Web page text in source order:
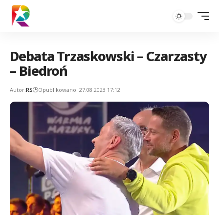
Debata Trzaskowski – Czarzasty
– Biedroń
Autor:RS Opublikowano: 27.08.2023 17:12